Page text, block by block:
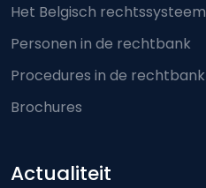
Het Belgisch rechtssysteem
Personen in de rechtbank
Procedures in de rechtbank
Brochures
Actualiteit